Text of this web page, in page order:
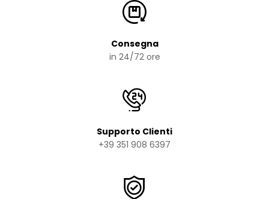
Consegna
in 24/72 ore
Supporto Clienti
+39 351 908 6397